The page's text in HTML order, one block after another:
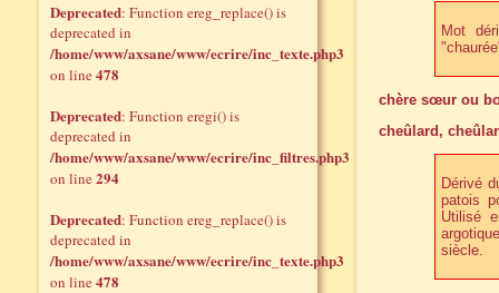
Mot
chère sœur ou
cheûlard,
Dérivé
patois
Utilisé
siècle.
Deprecated: Function ereg_replace() is
deprecated in
/home/www/axsane/www/ecrire/inc_texte.php3
on line478
Deprecated: Function eregi() is
deprecated in
/home/www/axsane/www/ecrire/inc_filtres.php3
on line294
Deprecated: Function ereg_replace() is
deprecated in
/home/www/axsane/www/ecrire/inc_texte.php3
on line478